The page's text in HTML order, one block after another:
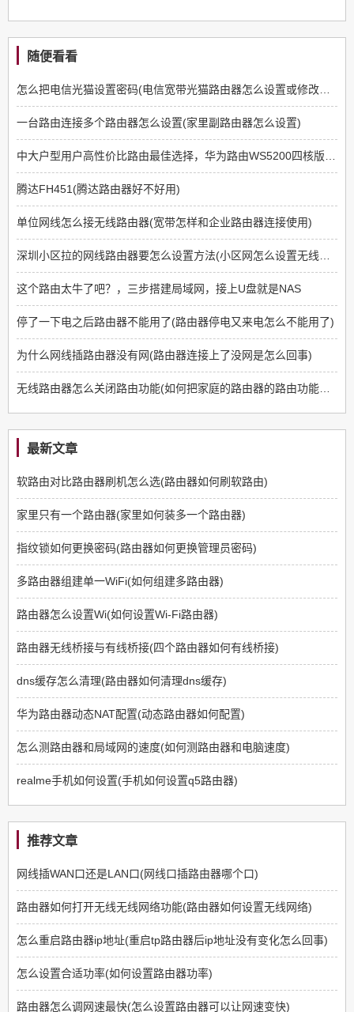
随便看看
一台路由连接多个路由器怎么设置(家里副路由器怎么设置)
腾达FH451(腾达路由器好不好用)
单位网线怎么接无线路由器(宽带怎样和企业路由器连接使用)
这个路由太牛了吧？，三步搭建局域网，接上U盘就是NAS
停了一下电之后路由器不能用了(路由器停电又来电怎么不能用了)
为什么网线插路由器没有网(路由器连接上了没网是怎么回事)
最新文章
软路由对比路由器刷机怎么选(路由器如何刷软路由)
家里只有一个路由器(家里如何装多一个路由器)
指纹锁如何更换密码(路由器如何更换管理员密码)
多路由器组建单一WiFi(如何组建多路由器)
路由器怎么设置Wi(如何设置Wi-Fi路由器)
路由器无线桥接与有线桥接(四个路由器如何有线桥接)
dns缓存怎么清理(路由器如何清理dns缓存)
华为路由器动态NAT配置(动态路由器如何配置)
怎么测路由器和局域网的速度(如何测路由器和电脑速度)
realme手机如何设置(手机如何设置q5路由器)
推荐文章
网线插WAN口还是LAN口(网线口插路由器哪个口)
路由器如何打开无线无线网络功能(路由器如何设置无线网络)
怎么重启路由器ip地址(重启tp路由器后ip地址没有变化怎么回事)
怎么设置合适功率(如何设置路由器功率)
路由器怎么调网速最快(怎么设置路由器可以让网速变快)